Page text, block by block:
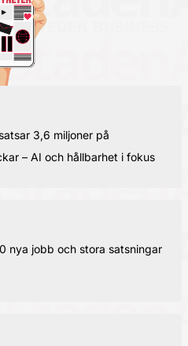
3,6 miljoner på
– AI och hållbarhet i fokus
nya jobb och stora satsningar